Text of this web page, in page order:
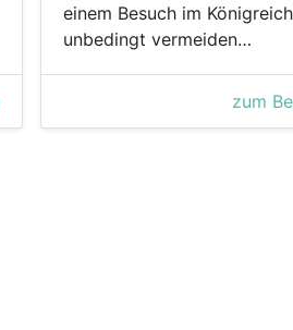
einem Besuch im Königreich
unbedingt vermeiden…
zum